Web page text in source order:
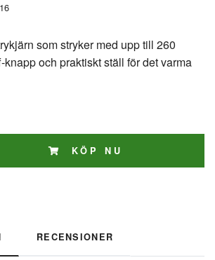
som stryker med upp till 260
knapp och praktiskt ställ för det varma
KÖP NU
RECENSIONER